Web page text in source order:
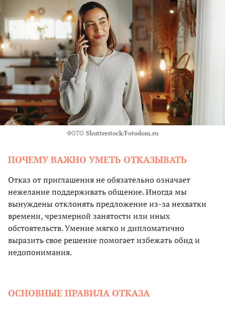
ФОТО Shutterstock/Fotodom.ru
ПОЧЕМУ ВАЖНО УМЕТЬ ОТКАЗЫВАТЬ
Отказ от приглашения не обязательно означает
нежелание поддерживать общение. Иногда мы
вынуждены отклонять предложение из-за нехватки
времени, чрезмерной занятости или иных
обстоятельств. Умение мягко и дипломатично
выразить свое решение помогает избежать обид и
недопонимания.
ОСНОВНЫЕ ПРАВИЛА ОТКАЗА